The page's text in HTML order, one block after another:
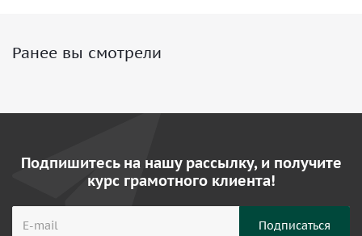
Ранее вы смотрели
Подпишитесь на нашу рассылку, и получите
курс грамотного клиента!